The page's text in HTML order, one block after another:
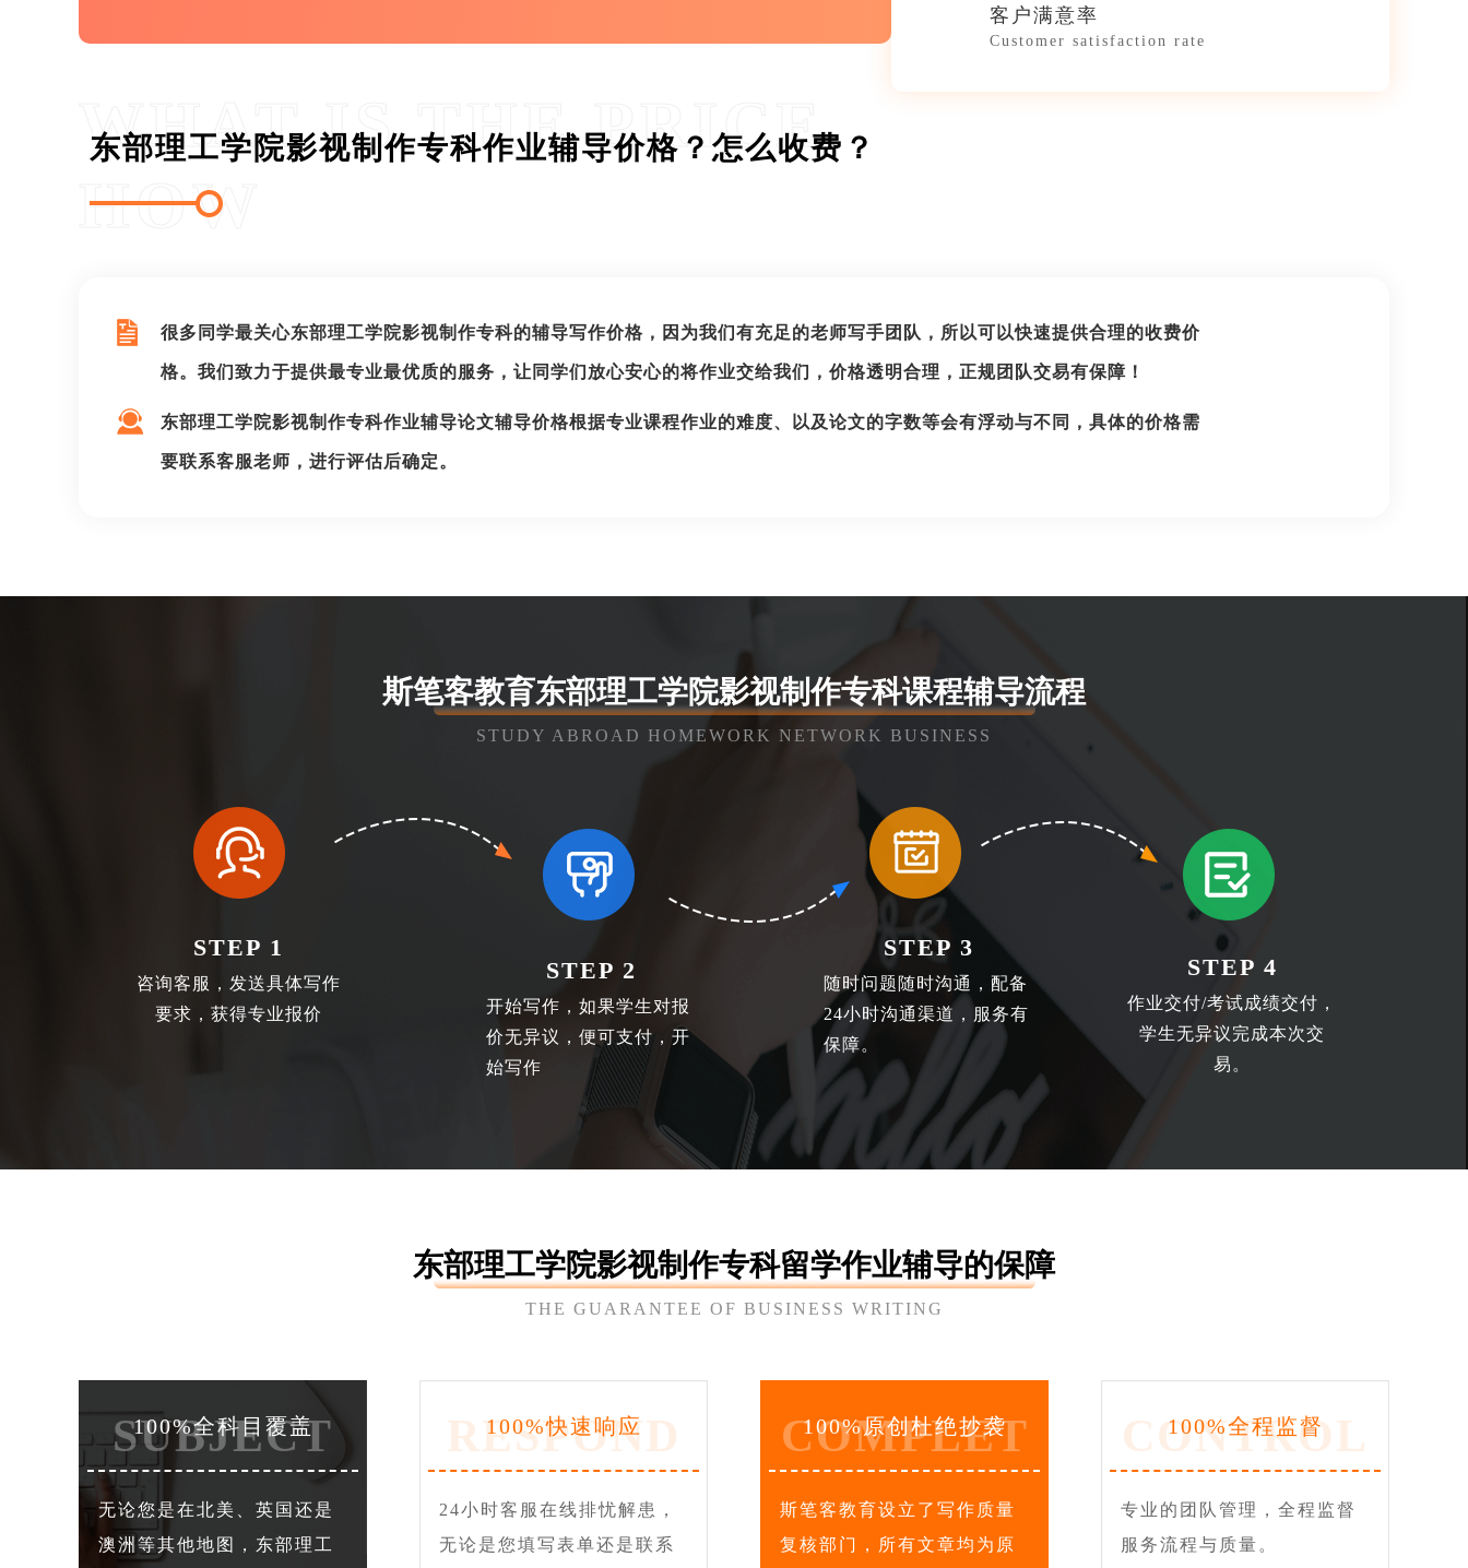
客户满意率
Customer satisfaction rate
WHAT IS THE PRICE
东部理工学院影视制作专科作业辅导价格？怎么收费？
HOW
很多同学最关心东部理工学院影视制作专科的辅导写作价格，因为我们有充足的老师写手团队，所以可以快速提供合理的收费价
格。我们致力于提供最专业最优质的服务，让同学们放心安心的将作业交给我们，价格透明合理，正规团队交易有保障！
东部理工学院影视制作专科作业辅导论文辅导价格根据专业课程作业的难度、以及论文的字数等会有浮动与不同，具体的价格需
要联系客服老师，进行评估后确定。
斯笔客教育东部理工学院影视制作专科课程辅导流程
STUDY ABROAD HOMEWORK NETWORK BUSINESS
STEP 1
咨询客服，发送具体写作
要求，获得专业报价
STEP 2
开始写作，如果学生对报
价无异议，便可支付，开
始写作
STEP 3
随时问题随时沟通，配备
24小时沟通渠道，服务有
保障。
STEP 4
作业交付/考试成绩交付，
学生无异议完成本次交
易。
东部理工学院影视制作专科留学作业辅导的保障
THE GUARANTEE OF BUSINESS WRITING
SUBJECT
100%全科目覆盖
无论您是在北美、英国还是
澳洲等其他地图，东部理工
RESPOND
100%快速响应
24小时客服在线排忧解患，
无论是您填写表单还是联系
COMPLET
100%原创杜绝抄袭
斯笔客教育设立了写作质量
复核部门，所有文章均为原
CONTROL
100%全程监督
专业的团队管理，全程监督
服务流程与质量。